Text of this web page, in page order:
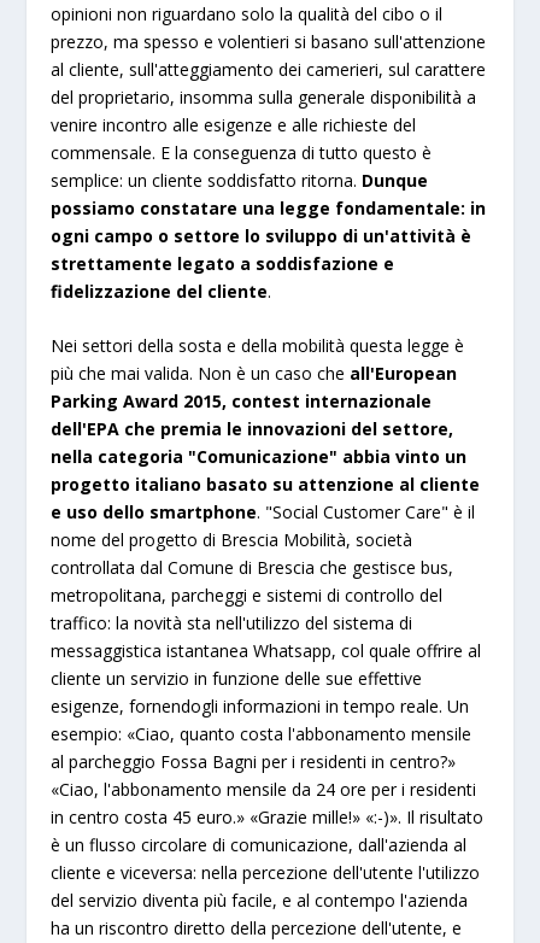
opinioni non riguardano solo la qualità del cibo o il
prezzo, ma spesso e volentieri si basano sull'attenzione
al cliente, sull'atteggiamento dei camerieri, sul carattere
del proprietario, insomma sulla generale disponibilità a
venire incontro alle esigenze e alle richieste del
commensale. E la conseguenza di tutto questo è
semplice: un cliente soddisfatto ritorna. Dunque
possiamo constatare una legge fondamentale: in
ogni campo o settore lo sviluppo di un'attività è
strettamente legato a soddisfazione e
fidelizzazione del cliente.
Nei settori della sosta e della mobilità questa legge è
più che mai valida. Non è un caso che all'European
Parking Award 2015, contest internazionale
dell'EPA che premia le innovazioni del settore,
nella categoria "Comunicazione" abbia vinto un
progetto italiano basato su attenzione al cliente
e uso dello smartphone. "Social Customer Care" è il
nome del progetto di Brescia Mobilità, società
controllata dal Comune di Brescia che gestisce bus,
metropolitana, parcheggi e sistemi di controllo del
traffico: la novità sta nell'utilizzo del sistema di
messaggistica istantanea Whatsapp, col quale offrire al
cliente un servizio in funzione delle sue effettive
esigenze, fornendogli informazioni in tempo reale. Un
esempio: «Ciao, quanto costa l'abbonamento mensile
al parcheggio Fossa Bagni per i residenti in centro?»
«Ciao, l'abbonamento mensile da 24 ore per i residenti
in centro costa 45 euro.» «Grazie mille!» «:-)». Il risultato
è un flusso circolare di comunicazione, dall'azienda al
cliente e viceversa: nella percezione dell'utente l'utilizzo
del servizio diventa più facile, e al contempo l'azienda
ha un riscontro diretto della percezione dell'utente, e